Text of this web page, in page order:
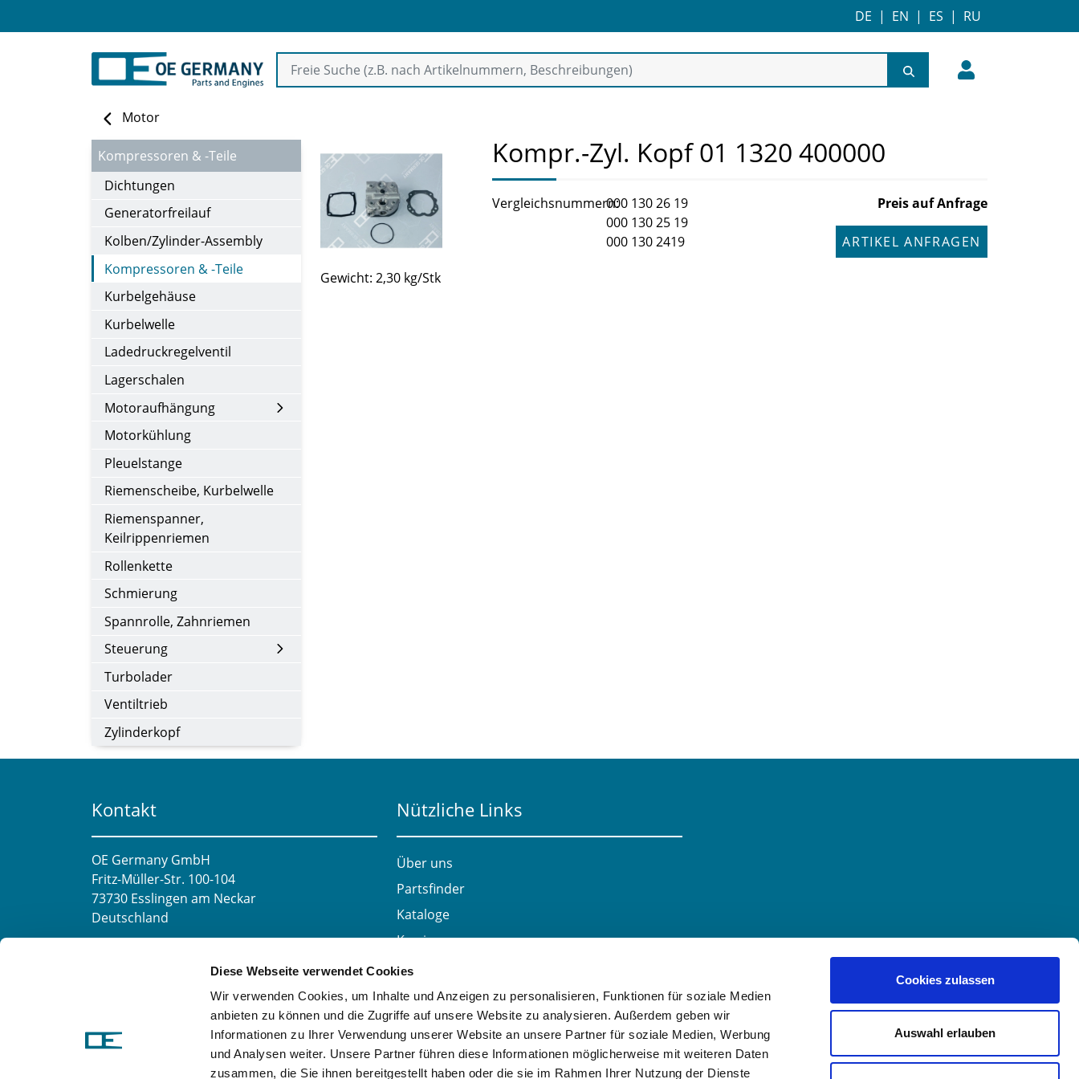
Diese Webseite verwendet Cookies
Wir verwenden Cookies, um Inhalte und Anzeigen zu personalisieren, Funktionen für soziale Medien
anbieten zu können und die Zugriffe auf unsere Website zu analysieren. Außerdem geben wir
Informationen zu Ihrer Verwendung unserer Website an unsere Partner für soziale Medien, Werbung
und Analysen weiter. Unsere Partner führen diese Informationen möglicherweise mit weiteren Daten
zusammen, die Sie ihnen bereitgestellt haben oder die sie im Rahmen Ihrer Nutzung der Dienste
Cookies zulassen
Auswahl erlauben
DE | EN | ES | RU
Motor
Kompressoren & -Teile
Dichtungen
Generatorfreilauf
Kolben/Zylinder-Assembly
Kompressoren & -Teile
Kurbelgehäuse
Kurbelwelle
Ladedruckregelventil
Lagerschalen
Motoraufhängung
Motorkühlung
Pleuelstange
Riemenscheibe, Kurbelwelle
Riemenspanner,
Keilrippenriemen
Rollenkette
Schmierung
Spannrolle, Zahnriemen
Steuerung
Turbolader
Ventiltrieb
Zylinderkopf
Gewicht: 2,30 kg/Stk
Kompr.-Zyl. Kopf 01 1320 400000
Preis auf Anfrage
ARTIKEL ANFRAGEN
Vergleichsnummern:000 130 26 19
000 130 25 19
000 130 2419
Kontakt
OE Germany GmbH
Fritz-Müller-Str. 100-104​
73730 Esslingen am Neckar​
Deutschland
Mo-Fr 8:00-16:00 Uhr
+49 711 6276980
Telefax:
+49 711 62769851
Nützliche Links
Über uns
Partsfinder
Kataloge
Karriere
Kontakt